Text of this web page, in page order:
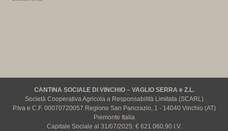
CANTINA SOCIALE DI VINCHIO – VAGLIO SERRA e Z.L.
Società Cooperativa Agricola a Responsabilità Limitata (SCARL)
P.Iva e C.F. 00070720057 Regione San Pancrazio, 1 - 14040 Vinchio (AT)
Piemonte Italia
Capitale Sociale al 31/07/2025: € 621.060,90 I.V.